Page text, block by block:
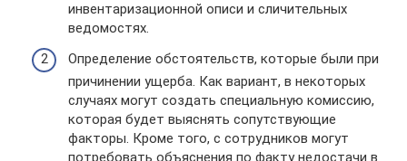
инвентаризационной описи и сличительных
ведомостях.
Определение обстоятельств, которые были при
причинении ущерба. Как вариант, в некоторых
случаях могут создать специальную комиссию,
которая будет выяснять сопутствующие
факторы. Кроме того, с сотрудников могут
потребовать объяснения по факту недостачи в